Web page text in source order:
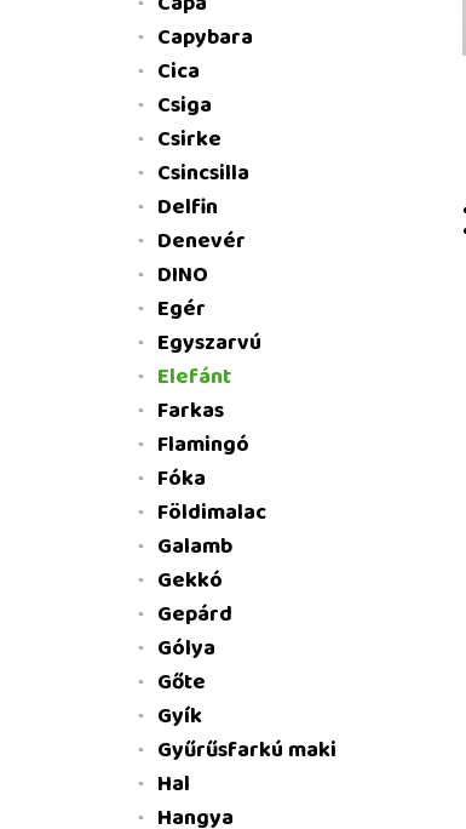
Capybara
Cica
Csiga
Csirke
Csincsilla
Delfin
Denevér
DINO
Egér
Egyszarvú
Elefánt
Farkas
Flamingó
Fóka
Földimalac
Galamb
Gekkó
Gepárd
Gólya
Gőte
Gyík
Gyűrűsfarkú maki
Hal
Hangya